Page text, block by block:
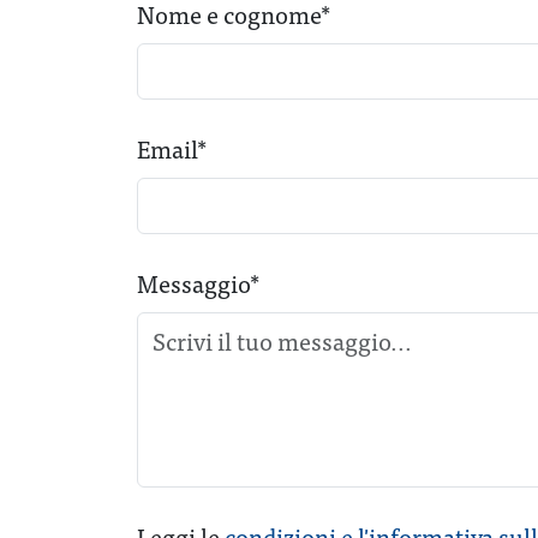
Nome e cognome*
Email*
Messaggio*